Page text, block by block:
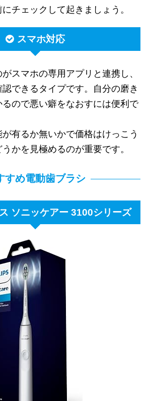
チェックして起きましょう。
スマホ対応
スマホの専用アプリと連携し、
できるタイプです。自分の磨き
ので悪い癖をなおすには便利で
有るか無いかで価格はけっこう
かを見極めるのが重要です。
すめ電動歯ブラシ
ソニッケアー 3100シリーズ